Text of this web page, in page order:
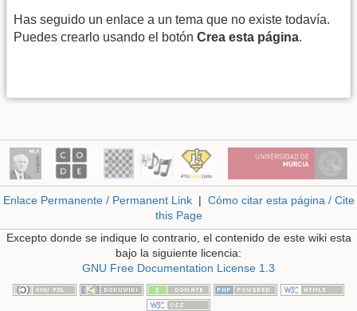
Has seguido un enlace a un tema que no existe todavía.
Puedes crearlo usando el botón Crea esta página.
Enlace Permanente / Permanent Link| Cómo citar esta página / Cite
this Page
Excepto donde se indique lo contrario, el contenido de este wiki esta
bajo la siguiente licencia:
GNU Free Documentation License 1.3